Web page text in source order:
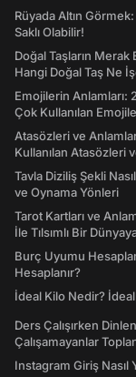
Rüyada Altın
Saklı Olabilir!
Doğal Taşların
Hangi Doğal Taş Ne
Emojilerin Anlamları:
Çok Kullanılan
Atasözleri ve
Kullanılan Atasözleri
Tavla Diziliş Şekli
ve Oynama Yönleri
Tarot Kartları ve
İle Tılsımlı Bir
Burç Uyumu
Hesaplanır?
İdeal Kilo Nedir? İdeal
Ders Çalışırken
Çalışamayanlar
Instagram Giriş Nasıl